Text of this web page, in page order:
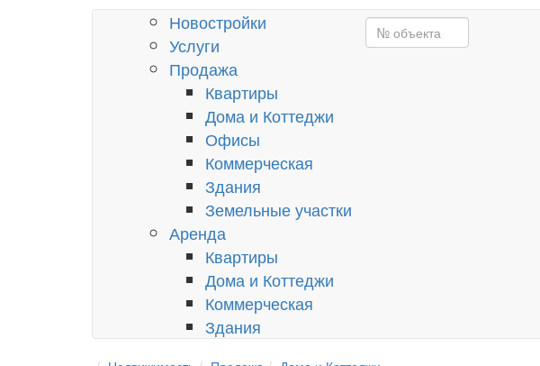
Новостройки
Услуги
Продажа
Квартиры
Дома и Коттеджи
Офисы
Коммерческая
Здания
Земельные участки
Аренда
Квартиры
Дома и Коттеджи
Коммерческая
Здания